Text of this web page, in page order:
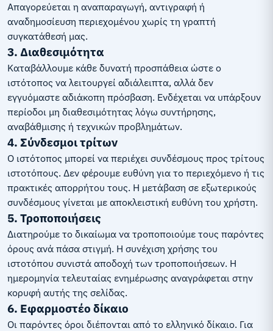
Απαγορεύεται η αναπαραγωγή, αντιγραφή ή
αναδημοσίευση περιεχομένου χωρίς τη γραπτή
συγκατάθεσή μας.
3. Διαθεσιμότητα
Καταβάλλουμε κάθε δυνατή προσπάθεια ώστε ο
ιστότοπος να λειτουργεί αδιάλειπτα, αλλά δεν
εγγυόμαστε αδιάκοπη πρόσβαση. Ενδέχεται να υπάρξουν
περίοδοι μη διαθεσιμότητας λόγω συντήρησης,
αναβάθμισης ή τεχνικών προβλημάτων.
4. Σύνδεσμοι τρίτων
Ο ιστότοπος μπορεί να περιέχει συνδέσμους προς τρίτους
ιστοτόπους. Δεν φέρουμε ευθύνη για το περιεχόμενο ή τις
πρακτικές απορρήτου τους. Η μετάβαση σε εξωτερικούς
συνδέσμους γίνεται με αποκλειστική ευθύνη του χρήστη.
5. Τροποποιήσεις
Διατηρούμε το δικαίωμα να τροποποιούμε τους παρόντες
όρους ανά πάσα στιγμή. Η συνέχιση χρήσης του
ιστοτόπου συνιστά αποδοχή των τροποποιήσεων. Η
ημερομηνία τελευταίας ενημέρωσης αναγράφεται στην
κορυφή αυτής της σελίδας.
6. Εφαρμοστέο δίκαιο
Οι παρόντες όροι διέπονται από το ελληνικό δίκαιο. Για